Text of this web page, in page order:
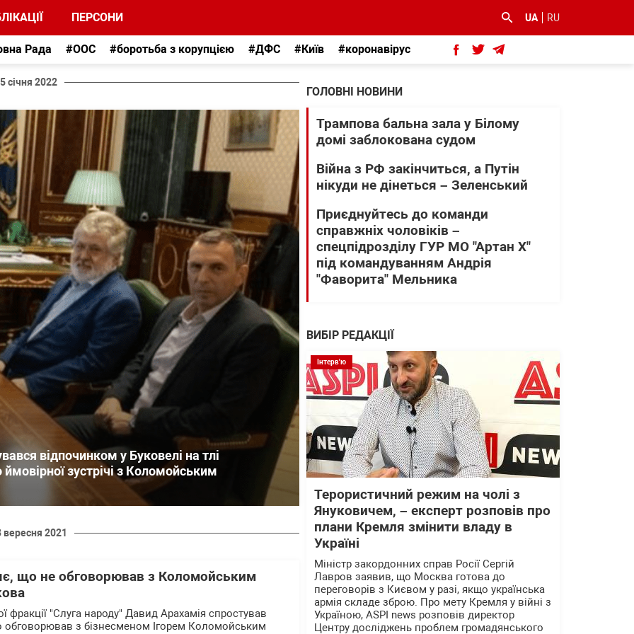
ПЕРСОНИ UA RU
Рада #ООС #боротьба з корупцією #ДФС #Київ #коронавірус
5 січня 2022
відпочинком у Буковелі на тлі
зустрічі з Коломойським
вересня 2021
що не обговорював з Коломойським
фракції "Слуга народу" Давид Арахамія спростував
обговорював з бізнесменом Ігорем Коломойським
ГОЛОВНІ НОВИНИ
Трампова бальна зала у Білому
домі заблокована судом
Війна з РФ закінчиться, а Путін
нікуди не дінеться – Зеленський
Приєднуйтесь до команди
справжніх чоловіків –
спецпідрозділу ГУР МО "Артан Х"
під командуванням Андрія
"Фаворита" Мельника
ВИБІР РЕДАКЦІЇ
Інтерв'ю
Терористичний режим на чолі з
Януковичем, – експерт розповів про
плани Кремля змінити владу в
Україні
Міністр закордонних справ Росії Сергій
Лавров заявив, що Москва готова до
переговорів з Києвом у разі, якщо українська
армія складе зброю. Про мету Кремля у війні з
Україною, ASPI news розповів директор
Центру досліджень проблем громадянського